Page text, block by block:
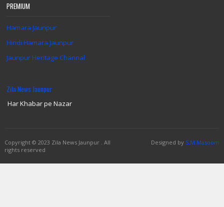
PREMIUM
Hamara Jaunpur
Hindi Hamara Jaunpur
Jaunpur Heritage Channal
Zila News Jaunpur
Har Khabar pe Nazar
Copyright© 2023 Zila News Jaunpur . All
rights reserved
Designed by S.M.Masoom